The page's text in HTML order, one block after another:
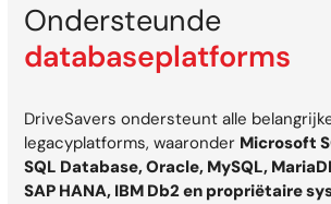
Ondersteunde
databaseplatforms
DriveSavers ondersteunt alle
legacyplatforms, waaronder Microsoft
SQL Database, Oracle, MySQL,
SAP HANA, IBM Db2 en propriëtaire